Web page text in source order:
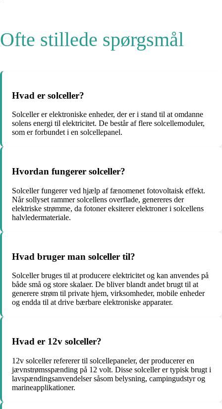
Ofte stillede spørgsmål
Hvad er solceller?
Solceller er elektroniske enheder, der er i stand til at omdanne
solens energi til elektricitet. De består af flere solcellemoduler,
som er forbundet i en solcellepanel.
Hvordan fungerer solceller?
Solceller fungerer ved hjælp af fænomenet fotovoltaisk effekt.
Når sollyset rammer solcellens overflade, genereres der
elektriske strømme, da fotoner eksiterer elektroner i solcellens
halvledermateriale.
Hvad bruger man solceller til?
Solceller bruges til at producere elektricitet og kan anvendes på
både små og store skalaer. De bliver blandt andet brugt til at
generere strøm til private hjem, virksomheder, mobile enheder
og endda til at drive bærbare elektroniske apparater.
Hvad er 12v solceller?
12v solceller refererer til solcellepaneler, der producerer en
jævnstrømsspænding på 12 volt. Disse solceller er typisk brugt i
lavspændingsanvendelser såsom belysning, campingudstyr og
marineapplikationer.